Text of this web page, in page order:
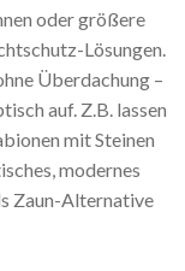
oder größere
Lösungen.
Überdachung –
auf. Z.B. lassen
mit Steinen
modernes
Zaun-Alternative